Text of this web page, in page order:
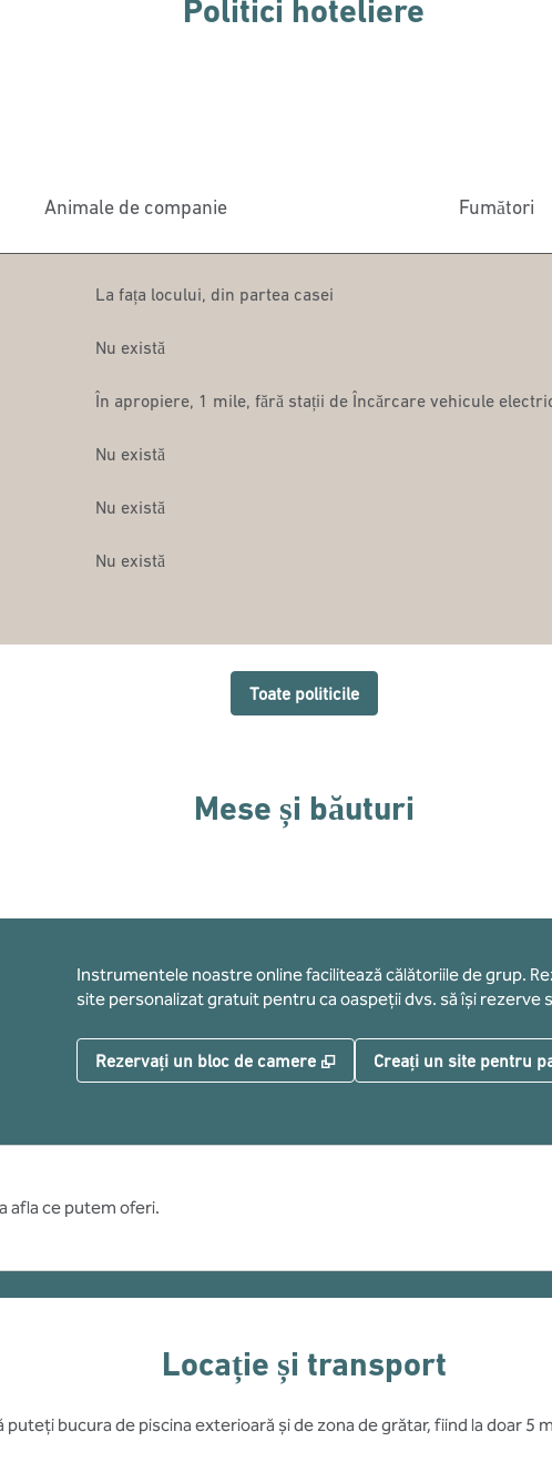
Politici hoteliere
Animale de companie Fumători
La fața locului, din partea casei
Nu există
În apropiere, 1 mile, fără stații de Încărcare vehicule
Nu există
Nu există
Nu există
Toate politicile
Mese și băuturi
Instrumentele noastre online facilitează călătoriile de grup.
site personalizat gratuit pentru ca oaspeții dvs. să își rezerve
Rezervați un bloc de camere , Deschide o filă nouă
Creați un site pentru
afla ce putem oferi.
Locație și transport
puteți bucura de piscina exterioară și de zona de grătar, fiind la doar 5